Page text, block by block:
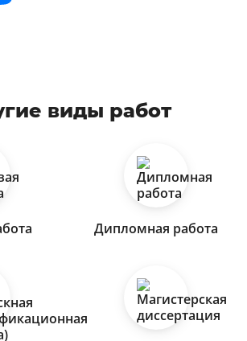
виды работ
Дипломная работа